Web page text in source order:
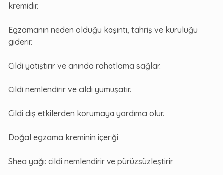
kremidir.
Egzamanın neden olduğu kaşıntı, tahriş ve kuruluğu
giderir.
Cildi yatıştırır ve anında rahatlama sağlar.
Cildi nemlendirir ve cildi yumuşatır.
Cildi dış etkilerden korumaya yardımcı olur.
Doğal egzama kreminin içeriği
Shea yağı: cildi nemlendirir ve pürüzsüzleştirir